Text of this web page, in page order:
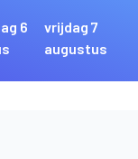
6
vrijdag 7
augustus